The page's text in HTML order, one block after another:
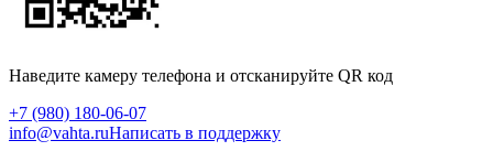
Наведите камеру телефона и отсканируйте QR код
+7 (980) 180-06-07
info@vahta.ruНаписать в поддержку